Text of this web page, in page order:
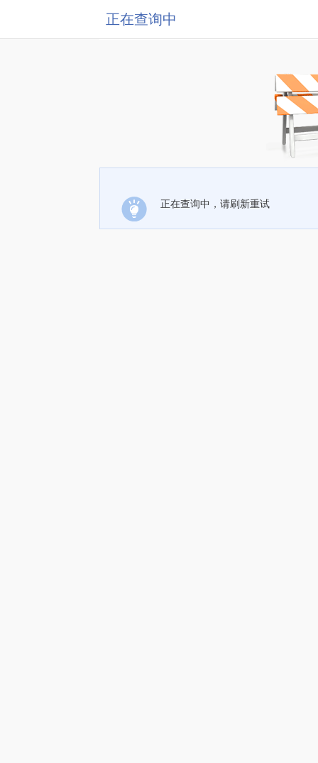
正在查询中
正在查询中，请刷新重试